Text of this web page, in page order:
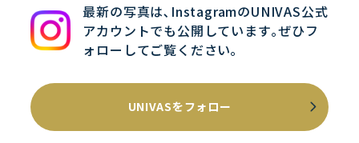
最新の写真は､InstagramのUNIVAS公式
アカウントでも公開しています｡ぜひフ
ォローしてご覧ください｡
UNIVASをフォロー